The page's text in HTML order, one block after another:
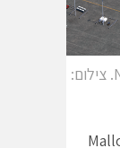
מל"טי תובלה של NATILUS. צילום: